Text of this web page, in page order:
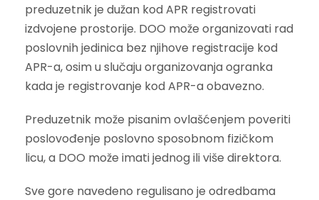
preduzetnik je dužan kod APR registrovati
izdvojene prostorije. DOO može organizovati rad
poslovnih jedinica bez njihove registracije kod
APR-a, osim u slučaju organizovanja ogranka
kada je registrovanje kod APR-a obavezno.
Preduzetnik može pisanim ovlašćenjem poveriti
poslovođenje poslovno sposobnom fizičkom
licu, a DOO može imati jednog ili više direktora.
Sve gore navedeno regulisano je odredbama